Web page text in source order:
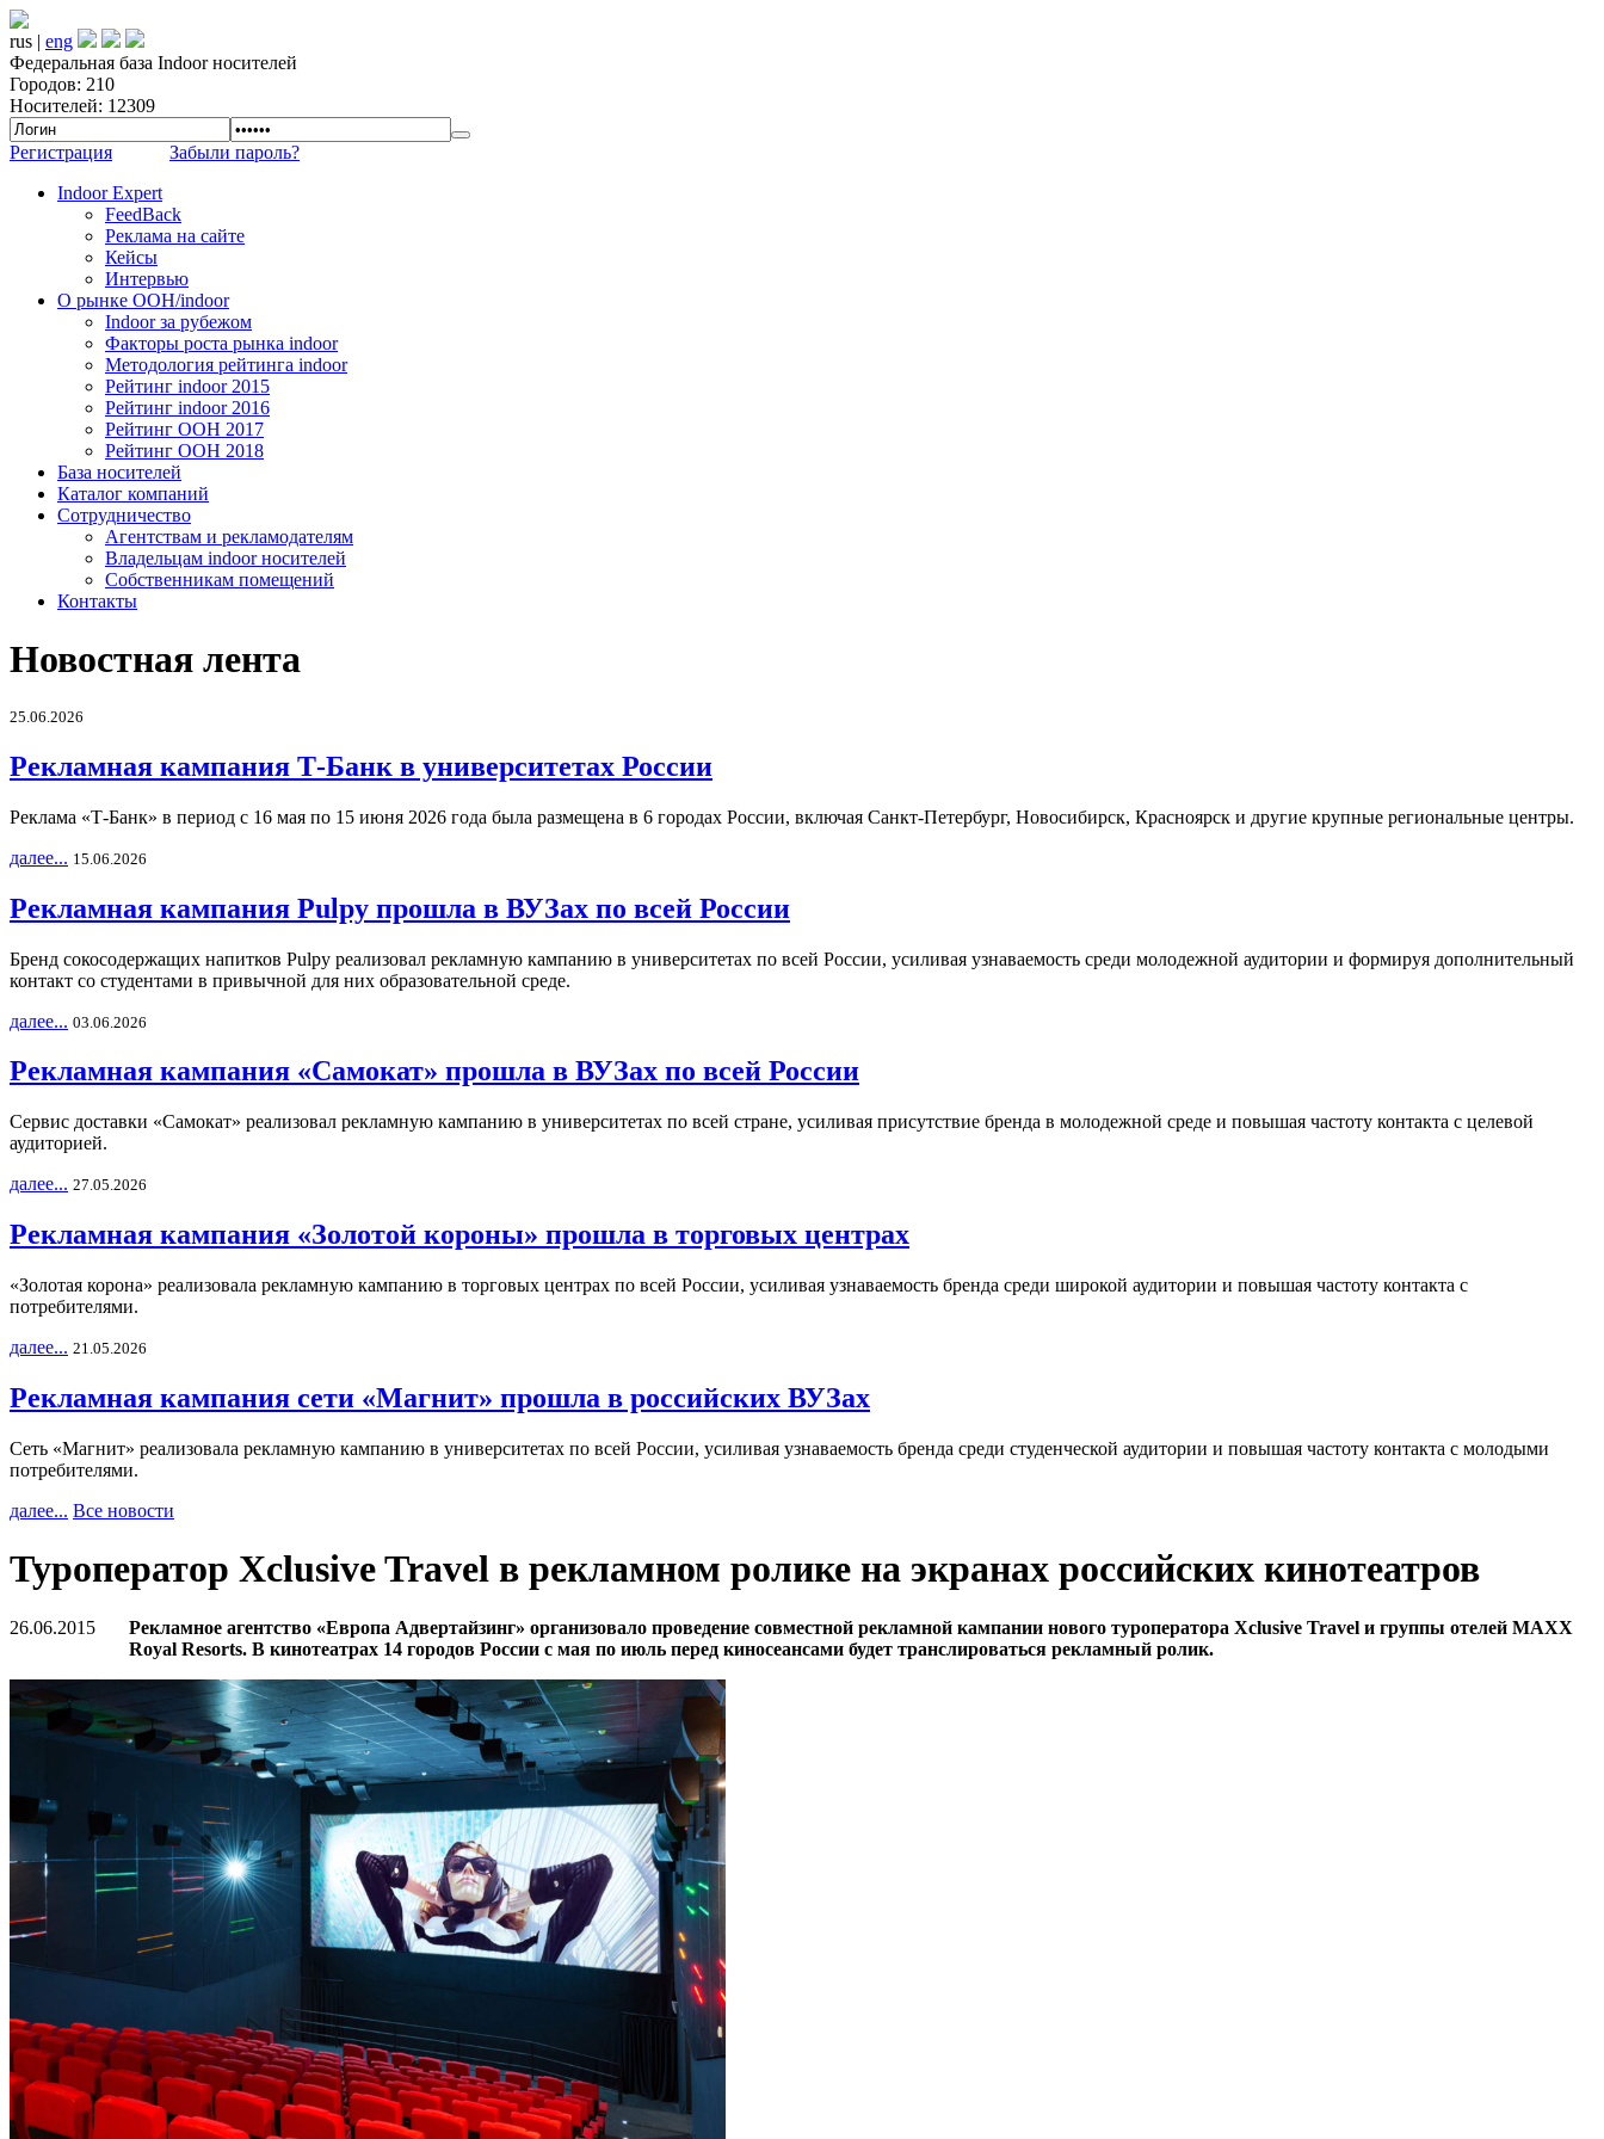
rus | eng
Федеральная база Indoor носителей
Городов: 210
Носителей: 12309
Регистрация
Забыли пароль?
Indoor Expert
FeedBack
Реклама на сайте
Кейсы
Интервью
О рынке OOH/indoor
Indoor за рубежом
Факторы роста рынка indoor
Методология рейтинга indoor
Рейтинг indoor 2015
Рейтинг indoor 2016
Рейтинг OOH 2017
Рейтинг OOH 2018
База носителей
Каталог компаний
Сотрудничество
Агентствам и рекламодателям
Владельцам indoor носителей
Собственникам помещений
Контакты
Новостная лента
25.06.2026
Рекламная кампания Т-Банк в университетах России
Реклама «Т-Банк» в период с 16 мая по 15 июня 2026 года была размещена в 6 городах России, включая Санкт-Петербург, Новосибирск, Красноярск и другие крупные региональные центры.
далее... 15.06.2026
Рекламная кампания Pulpy прошла в ВУЗах по всей России
Бренд сокосодержащих напитков Pulpy реализовал рекламную кампанию в университетах по всей России, усиливая узнаваемость среди молодежной аудитории и формируя дополнительный
контакт со студентами в привычной для них образовательной среде.
далее... 03.06.2026
Рекламная кампания «Самокат» прошла в ВУЗах по всей России
Сервис доставки «Самокат» реализовал рекламную кампанию в университетах по всей стране, усиливая присутствие бренда в молодежной среде и повышая частоту контакта с целевой
аудиторией.
далее... 27.05.2026
Рекламная кампания «Золотой короны» прошла в торговых центрах
«Золотая корона» реализовала рекламную кампанию в торговых центрах по всей России, усиливая узнаваемость бренда среди широкой аудитории и повышая частоту контакта с
потребителями.
далее... 21.05.2026
Рекламная кампания сети «Магнит» прошла в российских ВУЗах
Сеть «Магнит» реализовала рекламную кампанию в университетах по всей России, усиливая узнаваемость бренда среди студенческой аудитории и повышая частоту контакта с молодыми
потребителями.
далее... Все новости
Туроператор Xclusive Travel в рекламном ролике на экранах российских кинотеатров
26.06.2015
Рекламное агентство «Европа Адвертайзинг» организовало проведение совместной рекламной кампании нового туроператора Xclusive Travel и группы отелей MAXX
Royal Resorts. В кинотеатрах 14 городов России с мая по июль перед киносеансами будет транслироваться рекламный ролик.